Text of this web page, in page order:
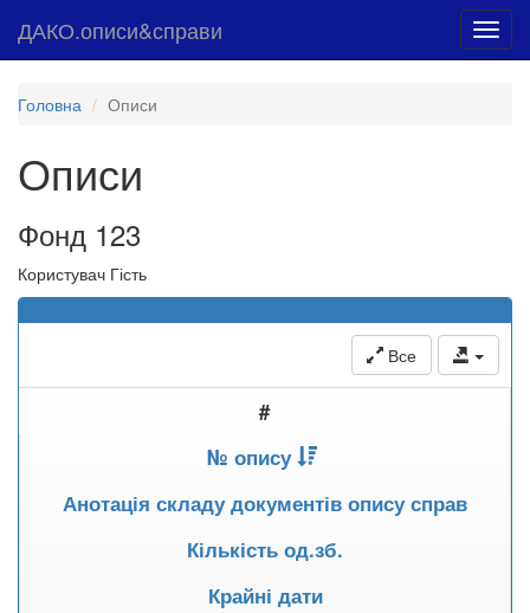
ДАКО.описи&справи
Головна Описи
Описи
Фонд 123
Користувач Гість
Все
#
№ опису
Анотація складу документів опису справ
Кількість од.зб.
Крайні дати